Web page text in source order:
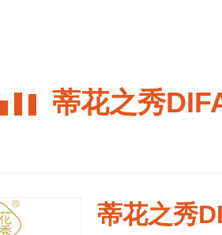
蒂花之秀
蒂花之秀